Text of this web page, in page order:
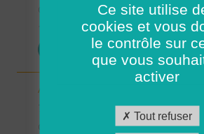
10/10/2025
POSTULER
Auxiliaire de vie sociale - Randens
Ce site utilise
cookies et vous
le contrôle sur
que vous
activer
Tout refuser